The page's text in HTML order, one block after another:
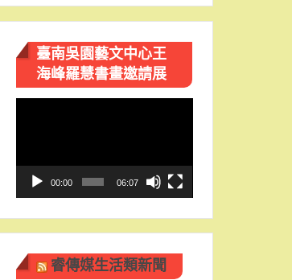
臺南吳園藝文中心王
海峰羅慧書畫邀請展
00:00 06:07
睿傳媒生活類新聞